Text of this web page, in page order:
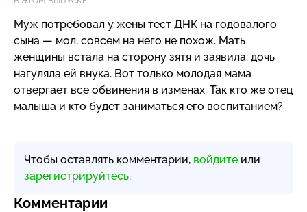
Муж потребовал у жены тест ДНК на годовалого
сына — мол, совсем на него не похож. Мать
женщины встала на сторону зятя и заявила: дочь
нагуляла ей внука. Вот только молодая мама
отвергает все обвинения в изменах. Так кто же отец
малыша и кто будет заниматься его воспитанием?
Чтобы оставлять комментарии, войдите или
зарегистрируйтесь.
Комментарии